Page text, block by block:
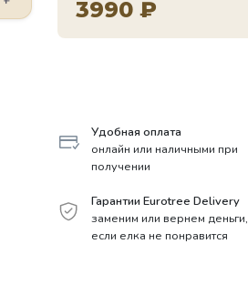
3990₽
Удобная оплата
онлайн или наличными при
получении
Гарантии Eurotree Delivery
заменим или вернем деньги,
если елка не понравится